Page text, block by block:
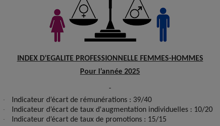
INDEX D’EGALITE PROFESSIONNELLE FEMMES-HOMMES
Pour l’année 2025
· Indicateur d’écart de rémunérations : 39/40
· Indicateur d’écart de taux d'augmentation individuelles : 10/20
· Indicateur d’écart de taux de promotions : 15/15